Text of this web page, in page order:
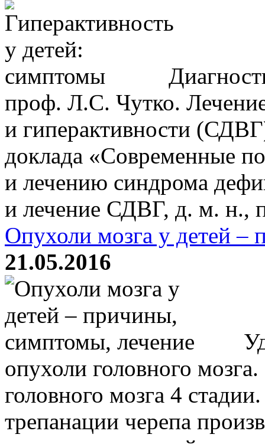
проф. Л.С. Чутко.
и гиперактивности
доклада «Современные
и лечению синдрома
и лечение СДВГ, д. м. н.,
Опухоли мозга у детей
21.05.2016
опухоли головного
головного мозга 4
трепанации черепа